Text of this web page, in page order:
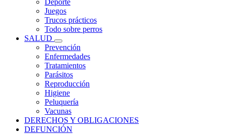
Deporte
Juegos
Trucos prácticos
Todo sobre perros
SALUD
Prevención
Enfermedades
Tratamientos
Parásitos
Reproducción
Higiene
Peluquería
Vacunas
DERECHOS Y OBLIGACIONES
DEFUNCIÓN